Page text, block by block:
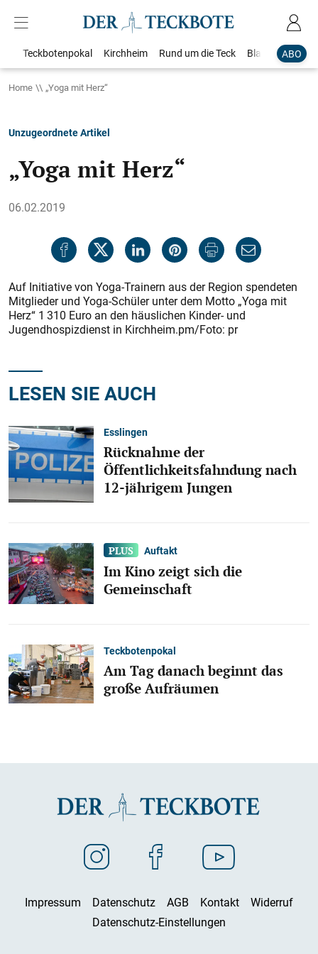
ABO
Teckbotenpokal Kirchheim Rund um die Teck Blaulicht
Home „Yoga mit Herz“
Unzugeordnete Artikel
„Yoga mit Herz“
06.02.2019
Auf Initiative von Yoga-Trainern aus der Region spendeten
Mitglieder und Yoga-Schüler unter dem Motto „Yoga mit
Herz“ 1 310 Euro an den häuslichen Kinder- und
Jugendhospizdienst in Kirchheim.pm/Foto: pr
LESEN SIE AUCH
Esslingen
Rücknahme der
Öffentlichkeitsfahndung nach
12-jährigem Jungen
Auftakt
Im Kino zeigt sich die
Gemeinschaft
Teckbotenpokal
Am Tag danach beginnt das
große Aufräumen
Impressum Datenschutz AGB Kontakt
Widerruf
Datenschutz-Einstellungen